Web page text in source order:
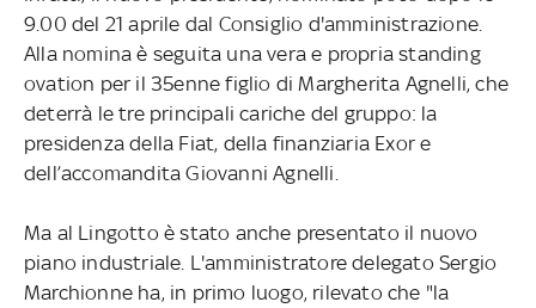
9.00 del 21 aprile dal Consiglio d'amministrazione.
Alla nomina è seguita una vera e propria standing
ovation per il 35enne figlio di Margherita Agnelli, che
deterrà le tre principali cariche del gruppo: la
presidenza della Fiat, della finanziaria Exor e
dell’accomandita Giovanni Agnelli.
Ma al Lingotto è stato anche presentato il nuovo
piano industriale. L'amministratore delegato Sergio
Marchionne ha, in primo luogo, rilevato che "la